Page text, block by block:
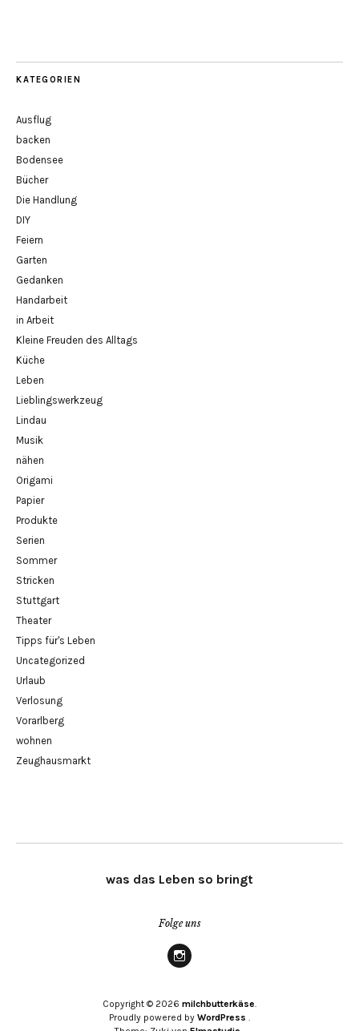
KATEGORIEN
Ausflug
backen
Bodensee
Bücher
Die Handlung
DIY
Feiern
Garten
Gedanken
Handarbeit
in Arbeit
Kleine Freuden des Alltags
Küche
Leben
Lieblingswerkzeug
Lindau
Musik
nähen
Origami
Papier
Produkte
Serien
Sommer
Stricken
Stuttgart
Theater
Tipps für's Leben
Uncategorized
Urlaub
Verlosung
Vorarlberg
wohnen
Zeughausmarkt
was das Leben so bringt
Folge uns
Copyright © 2026 milchbutterkäse
Proudly powered by WordPress